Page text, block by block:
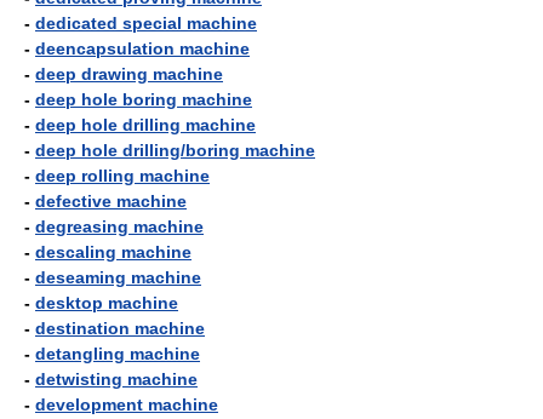
- dedicated special machine
- deencapsulation machine
- deep drawing machine
- deep hole boring machine
- deep hole drilling machine
- deep hole drilling/boring machine
- deep rolling machine
- defective machine
- degreasing machine
- descaling machine
- deseaming machine
- desktop machine
- destination machine
- detangling machine
- detwisting machine
- development machine